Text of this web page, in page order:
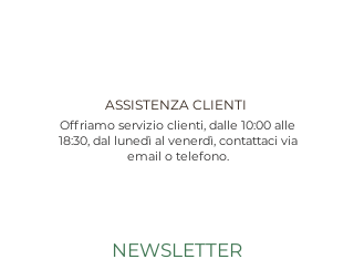
ASSISTENZA CLIENTI
Offriamo servizio clienti, dalle 10:00 alle
18:30, dal lunedì al venerdì, contattaci via
email o telefono.
NEWSLETTER